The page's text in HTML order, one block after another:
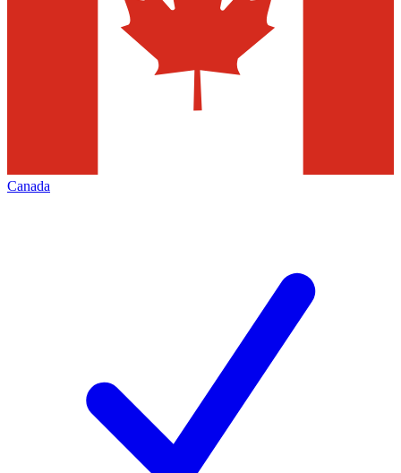
Canada